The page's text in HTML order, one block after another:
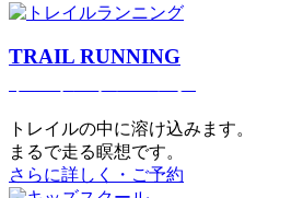
TRAIL RUNNING
トレイルの中に溶け込みます。
まるで⾛る瞑想です。
さらに詳しく・ご予約